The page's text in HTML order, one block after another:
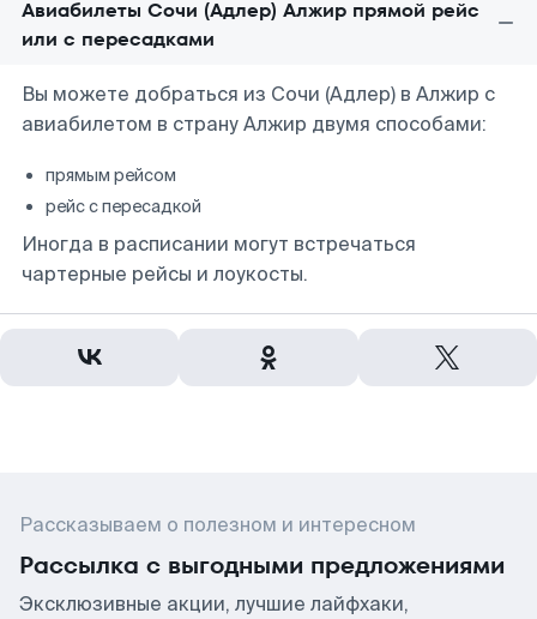
Авиабилеты Сочи (Адлер) Алжир прямой рейс
или с пересадками
Вы можете добраться из Сочи (Адлер) в Алжир с
авиабилетом в страну Алжир двумя способами:
прямым рейсом
рейс с пересадкой
Иногда в расписании могут встречаться
чартерные рейсы и лоукосты.
Рассказываем о полезном и интересном
Рассылка с выгодными предложениями
Эксклюзивные акции, лучшие лайфхаки,